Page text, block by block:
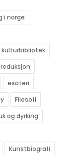
i norge
kulturbibliotek
esoteri
Filosofi
og dyrking
Kunstbiografi